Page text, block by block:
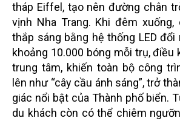
tháp Eiffel, tạo nên đường chân
vịnh Nha Trang. Khi đêm
thắp sáng bằng hệ thống LED đổi
khoảng 10.000 bóng mỗi trụ, điều
trung tâm, khiến toàn bộ công
lên như “cây cầu ánh sáng”, trở
giác nổi bật của Thành phố biển.
du khách còn có thể chiêm